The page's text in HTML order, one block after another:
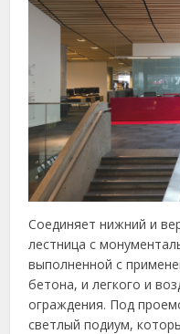
Соединяет нижний и
лестница с
выполненной с
бетона, и легкого и
ограждения. Под
светлый подиум,